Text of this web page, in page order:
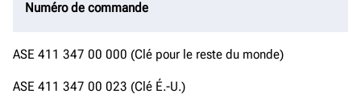
Numéro de commande
ASE 411 347 00 000 (Clé pour le reste du monde)
ASE 411 347 00 023 (Clé É.-U.)